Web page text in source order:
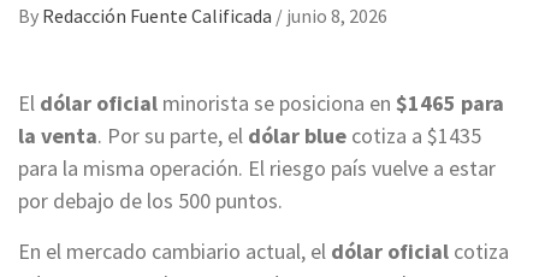
By Redacción Fuente Calificada / junio 8, 2026
El dólar oficial minorista se posiciona en $1465 para
la venta. Por su parte, el dólar blue cotiza a $1435
para la misma operación. El riesgo país vuelve a estar
por debajo de los 500 puntos.
En el mercado cambiario actual, el dólar oficial cotiza